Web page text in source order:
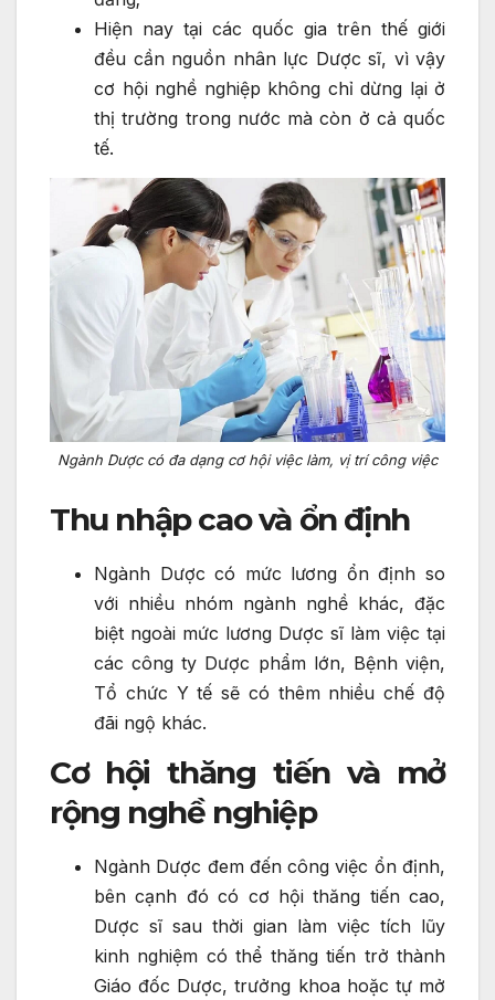
Hiện nay tại các quốc gia trên thế giới
đều cần nguồn nhân lực Dược sĩ, vì vậy
cơ hội nghề nghiệp không chỉ dừng lại ở
thị trường trong nước mà còn ở cả quốc
tế.
Ngành Dược có đa dạng cơ hội việc làm, vị trí công việc
Thu nhập cao và ổn định
Ngành Dược có mức lương ổn định so
với nhiều nhóm ngành nghề khác, đặc
biệt ngoài mức lương Dược sĩ làm việc tại
các công ty Dược phẩm lớn, Bệnh viện,
Tổ chức Y tế sẽ có thêm nhiều chế độ
đãi ngộ khác.
Cơ hội thăng tiến và mở
rộng nghề nghiệp
Ngành Dược đem đến công việc ổn định,
bên cạnh đó có cơ hội thăng tiến cao,
Dược sĩ sau thời gian làm việc tích lũy
kinh nghiệm có thể thăng tiến trở thành
Giáo đốc Dược, trưởng khoa hoặc tự mở